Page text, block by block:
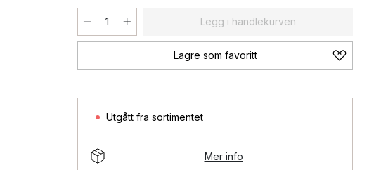
Legg i handlekurven
Lagre som favoritt
Utgått fra sortimentet
Mer info